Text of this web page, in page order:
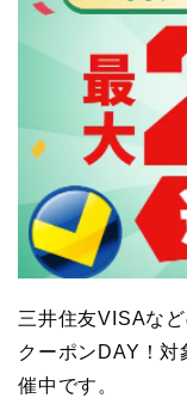
三井住友VISAな
クーポンDAY！
催中です。